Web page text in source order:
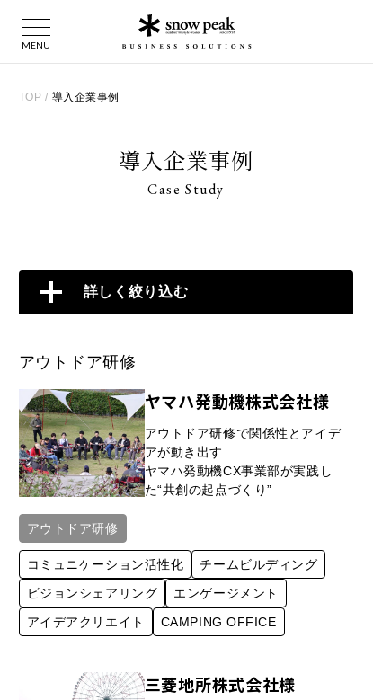
TOP / 導入企業事例
導入企業事例
Case Study
詳しく絞り込む
アウトドア研修
ヤマハ発動機株式会社様
アウトドア研修で関係性とアイデ
アが動き出す
ヤマハ発動機CX事業部が実践し
た“共創の起点づくり”
アウトドア研修
コミュニケーション活性化
チームビルディング
ビジョンシェアリング
エンゲージメント
アイデア​クリエイト
CAMPING OFFICE
三菱地所株式会社様